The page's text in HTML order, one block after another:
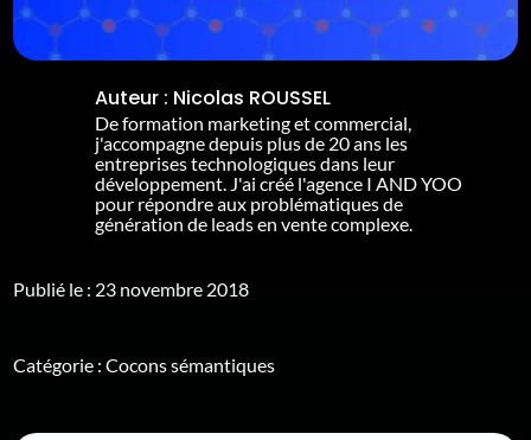
Auteur : Nicolas ROUSSEL
De formation marketing et commercial,
j'accompagne depuis plus de 20 ans les
entreprises technologiques dans leur
développement. J'ai créé l'agence I AND YOO
pour répondre aux problématiques de
génération de leads en vente complexe.
Publié le : 23 novembre 2018
Catégorie :Cocons sémantiques